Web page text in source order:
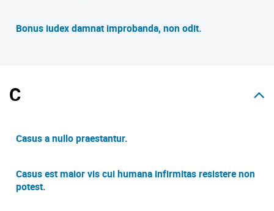
Bonus iudex damnat improbanda, non odit.
C
Casus a nullo praestantur.
Casus est maior vis cui humana infirmitas resistere non
potest.